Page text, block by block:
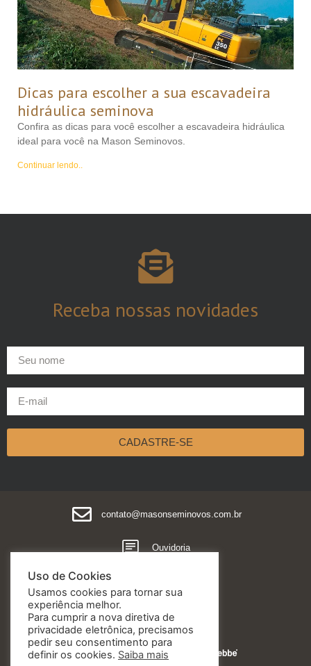
Dicas para escolher a sua escavadeira
hidráulica seminova
Confira as dicas para você escolher a escavadeira hidráulica
ideal para você na Mason Seminovos.
Continuar lendo..
Receba nossas novidades
CADASTRE-SE
contato@masonseminovos.com.br
Ouvidoria
Política de Privacidade
Feito essencialmente por
Uso de Cookies
Usamos cookies para tornar sua
experiência melhor.
Para cumprir a nova diretiva de
privacidade eletrônica, precisamos
pedir seu consentimento para
definir os cookies. Saiba mais